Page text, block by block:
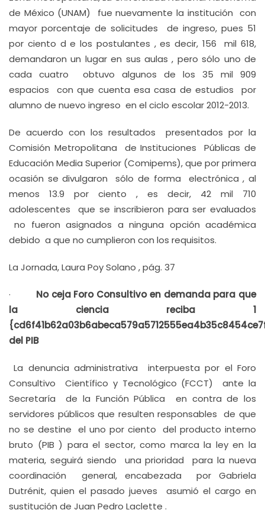
de México (UNAM) fue nuevamente la institución con
mayor porcentaje de solicitudes de ingreso, pues 51
por ciento d e los postulantes , es decir, 156 mil 618,
demandaron un lugar en sus aulas , pero sólo uno de
cada cuatro obtuvo algunos de los 35 mil 909
espacios con que cuenta esa casa de estudios por
alumno de nuevo ingreso en el ciclo escolar 2012-2013.
De acuerdo con los resultados presentados por la
Comisión Metropolitana de Instituciones Públicas de
Educación Media Superior (Comipems), que por primera
ocasión se divulgaron sólo de forma electrónica , al
menos 13.9 por ciento , es decir, 42 mil 710
adolescentes que se inscribieron para ser evaluados
no fueron asignados a ninguna opción académica
debido a que no cumplieron con los requisitos.
La Jornada, Laura Poy Solano , pág. 37
· No ceja Foro Consultivo en demanda para que
la ciencia reciba 1
del PIB
La denuncia administrativa interpuesta por el Foro
Consultivo Científico y Tecnológico (FCCT) ante la
Secretaría de la Función Pública en contra de los
servidores públicos que resulten responsables de que
no se destine el uno por ciento del producto interno
bruto (PIB ) para el sector, como marca la ley en la
materia, seguirá siendo una prioridad para la nueva
coordinación general, encabezada por Gabriela
Dutrénit, quien el pasado jueves asumió el cargo en
sustitución de Juan Pedro Laclette .